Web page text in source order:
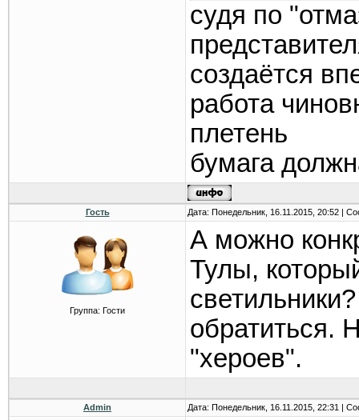
судя по
создаётся
работа
плетень
бумага
Гость Дата: Понедельник, 16.11.2015, 20:52 |
Группа: Гости
А можно
Тулы,
обратиться.
"хероев".
Admin Дата: Понедельник, 16.11.2015, 22:31 |